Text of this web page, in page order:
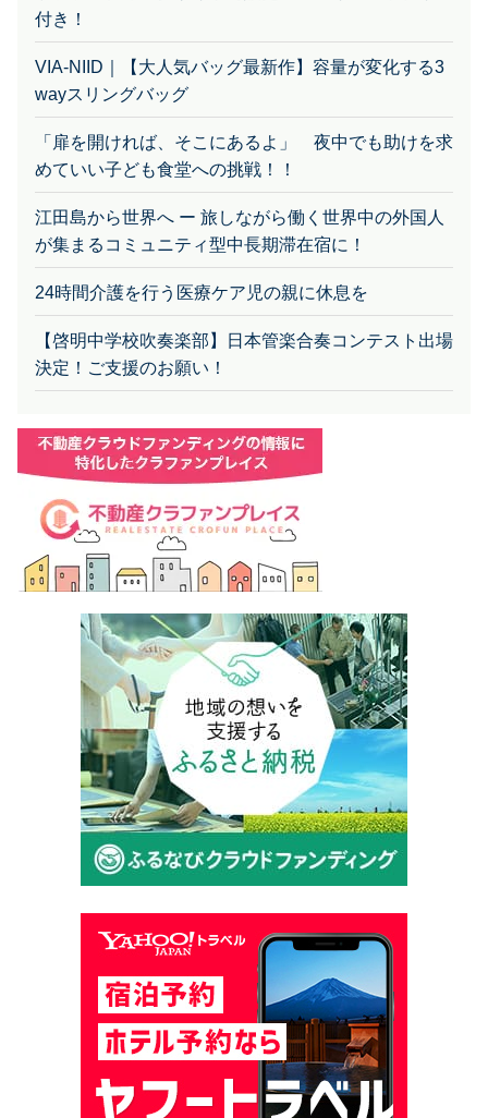
VIA-NIID｜【大人気バッグ最新作】容量が変化する3
wayスリングバッグ
「扉を開ければ、そこにあるよ」 夜中でも助けを求
めていい子ども食堂への挑戦！！
江田島から世界へ ー 旅しながら働く世界中の外国人
が集まるコミュニティ型中長期滞在宿に！
24時間介護を行う医療ケア児の親に休息を
【啓明中学校吹奏楽部】日本管楽合奏コンテスト出場
決定！ご支援のお願い！